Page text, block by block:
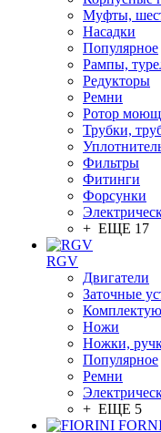
Муфты,
Насадки
Популярное
Рампы,
Редукторы
Ремни
Ротор
Трубки,
Фильтры
Фитинги
Форсунки
+ ЕЩЕ 17
RGV
Двигатели
Заточные
Ножи
Ножки,
Популярное
Ремни
+ ЕЩЕ 5